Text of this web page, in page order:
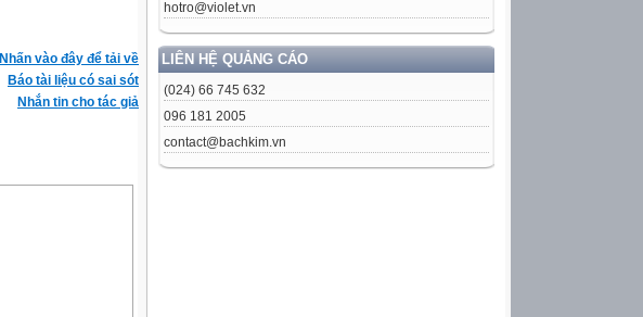
hotro@violet.vn
LIÊN HỆ QUẢNG CÁO
(024) 66 745 632
096 181 2005
contact@bachkim.vn
Nhấn vào đây để tải về
Báo tài liệu có sai sót
Nhắn tin cho tác giả